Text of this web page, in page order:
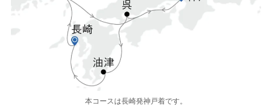
本コースは長崎発神戸着です。